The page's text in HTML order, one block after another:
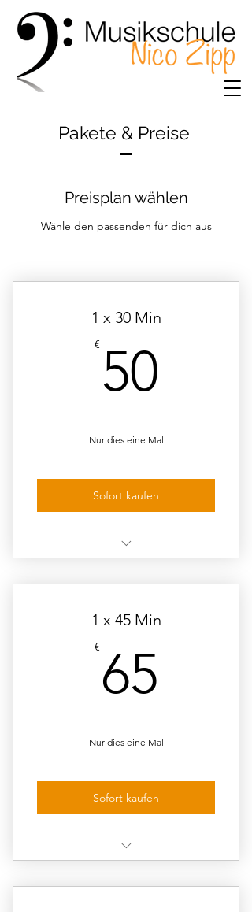
Pakete & Preise
Preisplan wählen
Wähle den passenden für dich aus
1 x 30 Min
€ 50
Nur dies eine Mal
Sofort kaufen
Minuten Einzelunterricht
1 x 45 Min
€ 65
Nur dies eine Mal
Sofort kaufen
Minuten